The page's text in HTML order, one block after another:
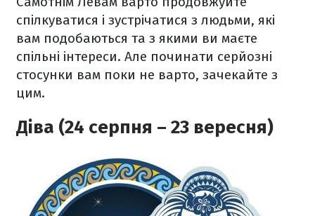
спілкуватися і зустрічатися з людьми, які
вам подобаються та з якими ви маєте
спільні інтереси. Але починати серйозні
стосунки вам поки не варто, зачекайте з
цим.
Діва (24 серпня – 23 вересня)